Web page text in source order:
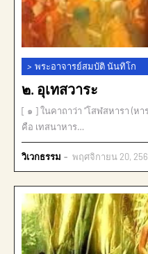
> พระอาจารย์สมบัติ นันทิโก
๒. อุเทสวาระ
[ ๑ ] ในคาถาว่า “โสฬสหารา (ห
คือ เทสนาหาร…
วิเวกธรรม พฤศจิกายน 20,